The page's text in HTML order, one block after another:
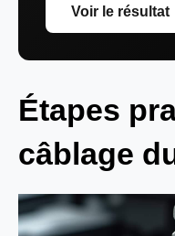
Voir le résultat
Étapes
câblage